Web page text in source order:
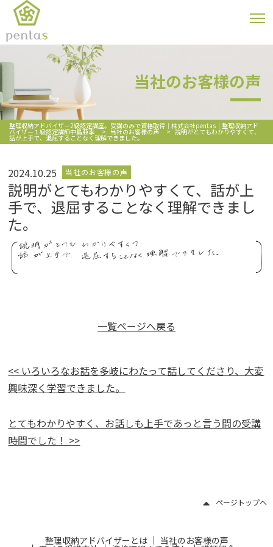
当社のお客様の声
整理収納アドバイザー2級認定講座。受講のみで資格取得｜株式会社pentas｜整理収納アド
バイザー１級認定講師中島亜季 > 当社のお客様の声 > 説明がとてもわかりやすくて、
話が上手で、退屈することなく理解できました。
2024.10.25 当社のお客様の声
説明がとてもわかりやすくて、話が上
手で、退屈することなく理解できまし
た。
一覧ページへ戻る
<< いろいろなお話を多岐にわたって話してくださり、大変
興味深く学習できました。
とてもわかりやすく、お話しも上手であっと言う間の受講
時間でした！ >>
ページトップヘ
整理収納アドバイザーとは 当社のお客様の声